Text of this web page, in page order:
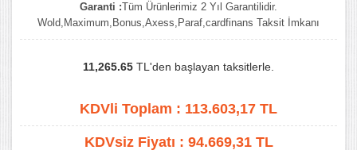
Garanti :Tüm Ürünlerimiz 2 Yıl Garantilidir.
Wold,Maximum,Bonus,Axess,Paraf,cardfinans Taksit İmkanı
11,265.65 TL'den başlayan taksitlerle.
KDVli Toplam : 113.603,17 TL
KDVsiz Fiyatı : 94.669,31TL